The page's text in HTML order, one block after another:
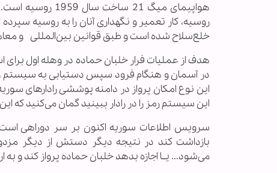
هواپیمای میگ
روسیه، کار تعمیر و نگهداری آنان را به روسیه
خلع‌سلاح شده است و طبق قوانین بین‌المللی و
هدف از عملیات فرار خلبان حماده در وهله اول برای
در آسمان و هنگام فرود سپس دستیابی به سیستم
این نوع امکان پرواز در دامنه پوششی رادارهای
این سیستم رمز را در رادار ببینید گمان می‌کنید که
بازداشت کند در نتیجه دیگر دستش از دیگر
می‌شود... یــا اجازه بدهد خلبان حماده پرواز کند و